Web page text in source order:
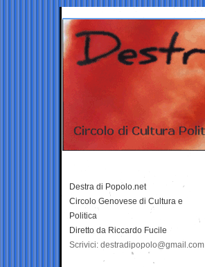
Destra di Popolo.net
Circolo Genovese di Cultura e
Politica
Diretto da Riccardo Fucile
Scrivici: destradipopolo@gmail.com